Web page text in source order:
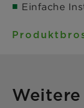
Einfache